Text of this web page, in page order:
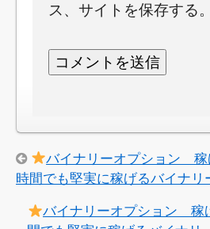
ス、サイトを保存する。
バイナリーオプション 稼
時間でも堅実に稼げるバイナリ
バイナリーオプション 稼